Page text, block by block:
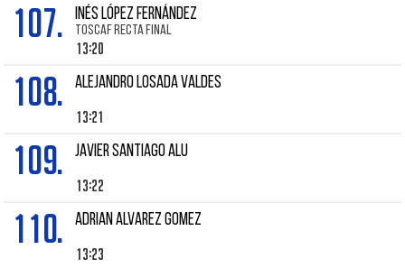
107. INÉS LÓPEZ FERNÁNDEZ
TOSCAF RECTA FINAL
13:20
108. ALEJANDRO LOSADA VALDES
13:21
109. JAVIER SANTIAGO ALU
13:22
110. ADRIAN ALVAREZ GOMEZ
13:23